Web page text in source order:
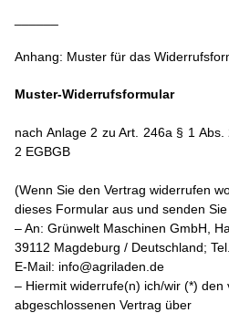
Anhang: Muster für das
Muster-Widerrufsformular
nach Anlage 2 zu Art. 246a § 1
2 EGBGB
(Wenn Sie den Vertrag widerrufen
dieses Formular aus und senden
– An: Grünwelt Maschinen GmbH,
39112 Magdeburg / Deutschland;
E-Mail: info@agriladen.de
– Hiermit widerrufe(n) ich/wir (*) den
abgeschlossenen Vertrag über